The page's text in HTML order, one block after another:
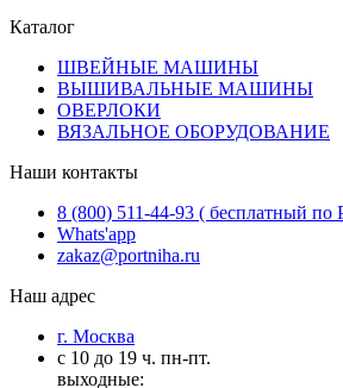
Каталог
ШВЕЙНЫЕ МАШИНЫ
ВЫШИВАЛЬНЫЕ МАШИНЫ
ОВЕРЛОКИ
ВЯЗАЛЬНОЕ ОБОРУДОВАНИЕ
Наши контакты
8 (800) 511-44-93 ( бесплатный по
Whats'app
zakaz@portniha.ru
Наш адрес
г. Москва
с 10 до 19 ч. пн-пт.
выходные: